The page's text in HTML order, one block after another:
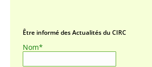
Être informé des Actualités du CIRC
Nom*